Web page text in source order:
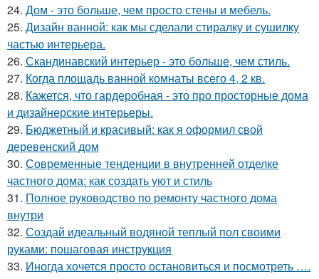
24. Дом - это больше, чем просто стены и мебель.
25. Дизайн ванной: как мы сделали стиралку и сушилку
частью интерьера.
26. Скандинавский интерьер - это больше, чем стиль.
27. Когда площадь ванной комнаты всего 4, 2 кв.
28. Кажется, что гардеробная - это про просторные дома
и дизайнерские интерьеры.
29. Бюджетный и красивый: как я оформил свой
деревенский дом
30. Современные тенденции в внутренней отделке
частного дома: как создать уют и стиль
31. Полное руководство по ремонту частного дома
внутри
32. Создай идеальный водяной теплый пол своими
руками: пошаговая инструкция
33. Иногда хочется просто остановиться и посмотреть ….